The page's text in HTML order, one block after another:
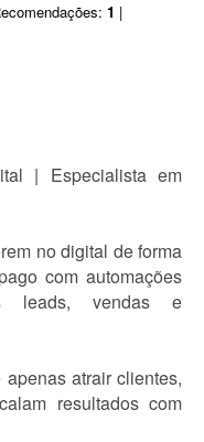
1 |
| Especialista em
no digital de forma
com automações
leads, vendas e
atrair clientes,
resultados com